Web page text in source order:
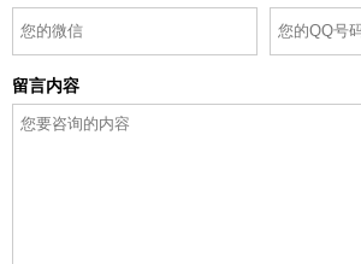
留言内容